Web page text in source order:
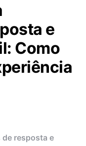
e
Como
resposta e